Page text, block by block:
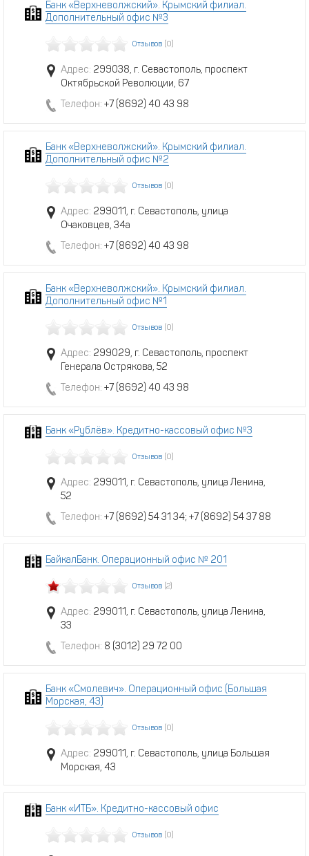
Банк «Верхневолжский». Крымский филиал.
Дополнительный офис №3
Отзывов (0)
Адрес: 299038, г. Севастополь, проспект
Октябрьской Революции, 67
Телефон: +7 (8692) 40 43 98
Банк «Верхневолжский». Крымский филиал.
Дополнительный офис №2
Отзывов (0)
Адрес: 299011, г. Севастополь, улица
Очаковцев, 34а
Телефон: +7 (8692) 40 43 98
Банк «Верхневолжский». Крымский филиал.
Дополнительный офис №1
Отзывов (0)
Адрес: 299029, г. Севастополь, проспект
Генерала Острякова, 52
Телефон: +7 (8692) 40 43 98
Банк «Рублёв». Кредитно-кассовый офис №3
Отзывов (0)
Адрес: 299011, г. Севастополь, улица Ленина,
52
Телефон: +7 (8692) 54 31 34; +7 (8692) 54 37 88
БайкалБанк. Операционный офис № 201
Отзывов (2)
Адрес: 299011, г. Севастополь, улица Ленина,
33
Телефон: 8 (3012) 29 72 00
Банк «Смолевич». Операционный офис (Большая
Морская, 43)
Отзывов (0)
Адрес: 299011, г. Севастополь, улица Большая
Морская, 43
Банк «ИТБ». Кредитно-кассовый офис
Отзывов (0)